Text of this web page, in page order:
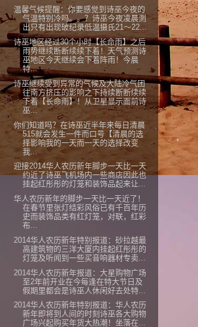
温馨气候提醒：你要感觉到诗巫今夜的
气温特别冷吗。。？诗巫今夜凌晨測
出只有出现破纪录低温摄氏21～22...
诗巫地区经过30个小时【长命雨】之后
雨势继续断断续续下着！天气预测诗
巫地区今天继续会下着阵雨！今晨
特...
诗巫继续受到异常的气候及大陆冷气团
往南方挤压的影响之下持续断断续续
下着【长命雨】！从卫星显示面前诗
巫...
你们知道吗？在诗巫近半年来每日清晨
515就会发生一件而口号【清晨的选
择影响我的一天而一天的选择改变
我...
迎接2014华人农历新年脚步一天比一天
约近了诗巫飞机场内一些商店因此也
挂起红彤彤的灯笼和装饰品起来让...
华人农历新年的脚步一天比一天近了！
在春节里张灯结彩风俗已有千百年历
史而装饰品类有红灯笼，对联，红彩
布...
2014华人农历新年特别报道：砂拉越最
高建筑物的三洋大厦内挂起红彤彤的
灯笼及听闻到一些买音响器材专卖...
2014华人农历新年报道：大星购物广场
至2年前开业在今每逢在特大节日及
假期里都会是诗巫人休闲好去处特...
2014华人农历新年特别报道：华人农历
新年即将到人间的时刻诗巫各大购物
广场兴起购买年货大热潮！坐落在...